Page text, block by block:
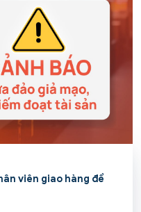
viên giao hàng để